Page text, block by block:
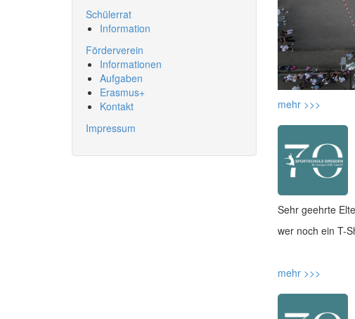
Schülerrat
Information
Förderverein
Informationen
Aufgaben
Erasmus+
Kontakt
Impressum
mehr >>>
Sehr geehrte
wer noch ein T-
mehr >>>